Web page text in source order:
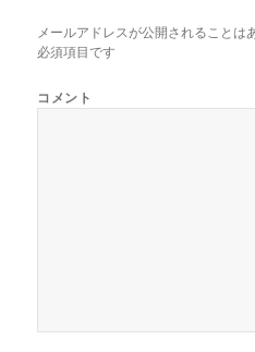
メールアドレスが公開されることは
必須項目です
コメント